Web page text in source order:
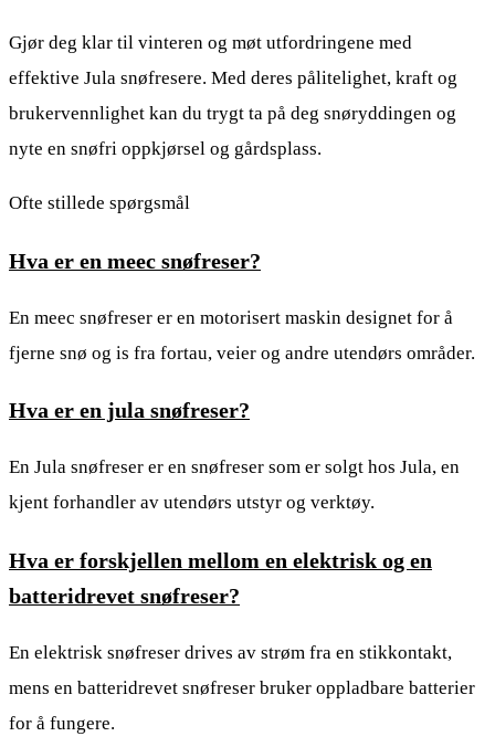
Gjør deg klar til vinteren og møt utfordringene med
effektive Jula snøfresere. Med deres pålitelighet, kraft og
brukervennlighet kan du trygt ta på deg snøryddingen og
nyte en snøfri oppkjørsel og gårdsplass.
Ofte stillede spørgsmål
Hva er en meec snøfreser?
En meec snøfreser er en motorisert maskin designet for å
fjerne snø og is fra fortau, veier og andre utendørs områder.
Hva er en jula snøfreser?
En Jula snøfreser er en snøfreser som er solgt hos Jula, en
kjent forhandler av utendørs utstyr og verktøy.
Hva er forskjellen mellom en elektrisk og en
batteridrevet snøfreser?
En elektrisk snøfreser drives av strøm fra en stikkontakt,
mens en batteridrevet snøfreser bruker oppladbare batterier
for å fungere.